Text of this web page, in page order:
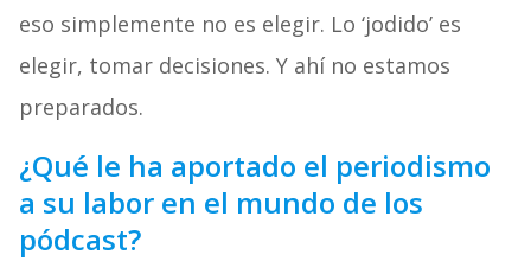
eso simplemente no es elegir. Lo ‘jodido’ es
elegir, tomar decisiones. Y ahí no estamos
preparados.
¿Qué le ha aportado el periodismo
a su labor en el mundo de los
pódcast?